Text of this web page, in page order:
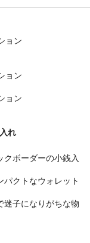
れ
ボーダーの小銭入
クトなウォレット
迷子になりがちな物